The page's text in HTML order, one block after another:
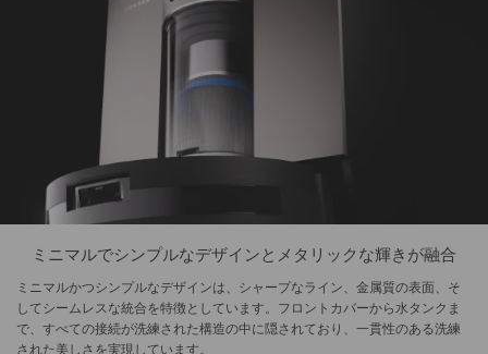
ミニマルでシンプルなデザインとメタリックな輝きが融合
ミニマルかつシンプルなデザインは、シャープなライン、金属質の表面、そ
してシームレスな統合を特徴としています。フロントカバーから水タンクま
で、すべての接続が洗練された構造の中に隠されており、一貫性のある洗練
された美しさを実現しています。